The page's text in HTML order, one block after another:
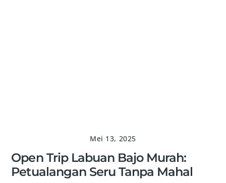
Mei 13, 2025
Open Trip Labuan Bajo Murah:
Petualangan Seru Tanpa Mahal